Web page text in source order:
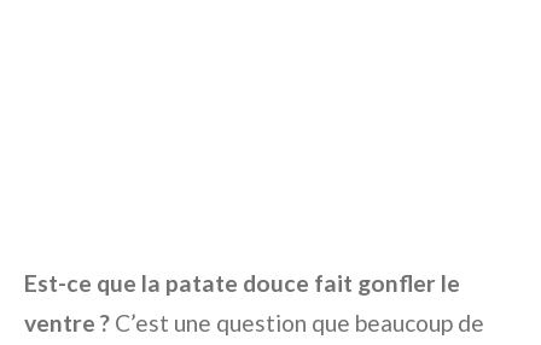
Est-ce que la patate douce fait gonfler le
ventre ? C’est une question que beaucoup de